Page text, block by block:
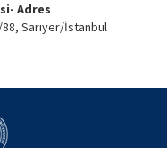
Adres
Sarıyer/İstanbul